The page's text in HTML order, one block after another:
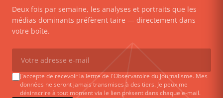
Deux fois par semaine, les analyses et portraits que les
médias dominants préfèrent taire — directement dans
votre boîte.
J'accepte de recevoir la lettre de l'Observatoire du journalisme. Mes
données ne seront jamais transmises à des tiers. Je peux me
désinscrire à tout moment via le lien présent dans chaque e-mail.